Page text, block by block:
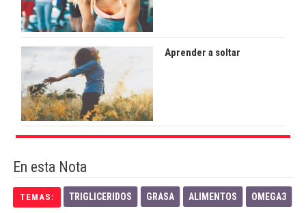
Aprender a soltar
En esta Nota
TEMAS: TRIGLICERIDOS GRASA ALIMENTOS OMEGA3